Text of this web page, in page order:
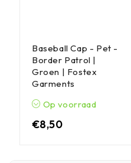
Baseball Cap - Pet -
Border Patrol |
Groen | Fostex
Garments
Op voorraad
€8,50